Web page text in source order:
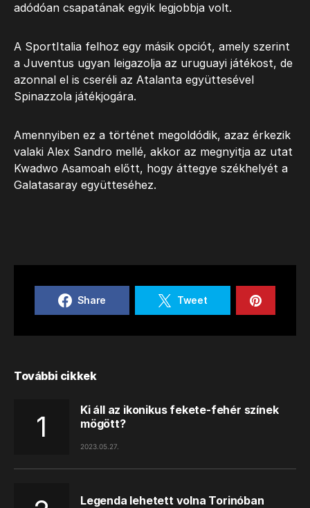
adódóan csapatának egyik legjobbja volt.
A SportItalia felhoz egy másik opciót, amely szerint
a Juventus ugyan leigazolja az uruguayi játékost, de
azonnal el is cseréli az Atalanta együttesével
Spinazzola játékjogára.
Amennyiben ez a történet megoldódik, azaz érkezik
valaki Alex Sandro mellé, akkor az megnyitja az utat
Kwadwo Asamoah előtt, hogy áttegye székhelyét a
Galatasaray együtteséhez.
Share Tweet
További cikkek
Ki áll az ikonikus fekete-fehér színek
mögött?
2023.05.27.
Legenda lehetett volna Torinóban